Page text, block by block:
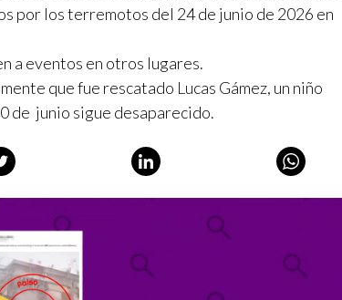
por los terremotos del 24 de junio de 2026 en
a eventos en otros lugares.
que fue rescatado Lucas Gámez, un niño
de junio sigue desaparecido.